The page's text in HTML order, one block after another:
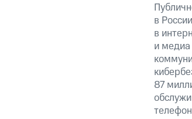
в
в
и
87